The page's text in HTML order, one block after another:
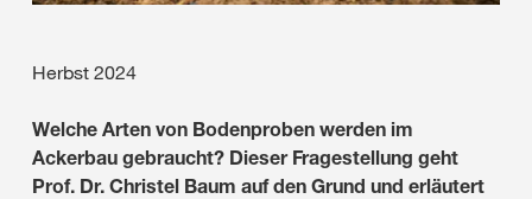
Herbst 2024
Welche Arten von Bodenproben werden im
Ackerbau gebraucht? Dieser Fragestellung geht
Prof. Dr. Christel Baum auf den Grund und erläutert